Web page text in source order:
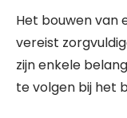
Het bouwen van
vereist
zijn enkele
te volgen bij het